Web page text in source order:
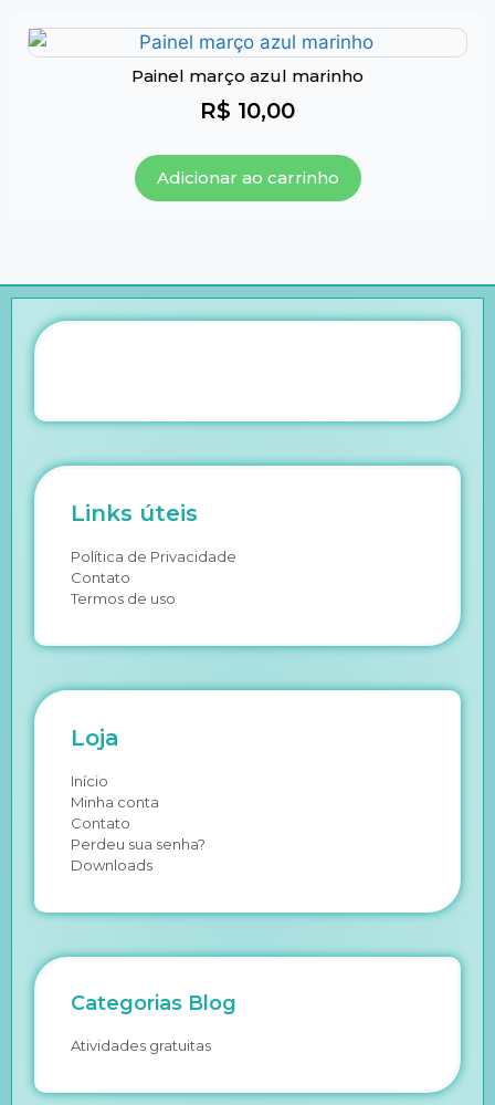
Painel março azul marinho
R$ 10,00
Adicionar ao carrinho
Links úteis
Política de Privacidade
Contato
Termos de uso
Loja
Início
Minha conta
Contato
Perdeu sua senha?
Downloads
Categorias Blog
Atividades gratuitas